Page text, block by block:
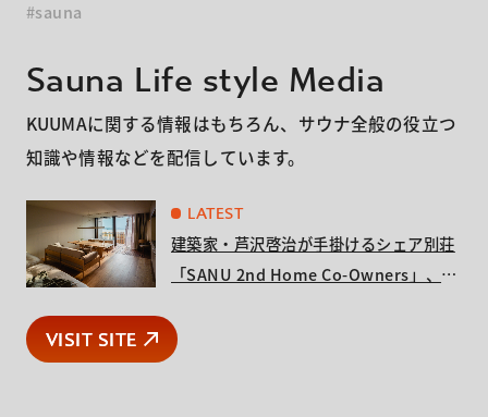
#sauna
Sauna Life style Media
VISIT SITE
VISIT SITE
KUUMAに関する情報はもちろん、サウナ全般の役立つ
知識や情報などを配信しています。
LATEST
建築家・芦沢啓治が手掛けるシェア別荘
「SANU 2nd Home Co-Owners」、新